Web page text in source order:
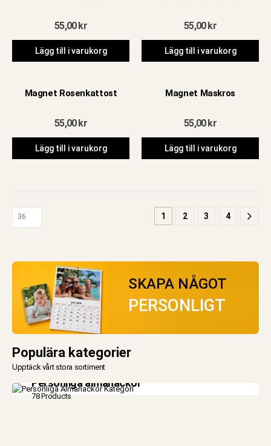
55,00kr
Lägg till i varukorg
55,00kr
Lägg till i varukorg
Magnet Rosenkattost
55,00kr
Lägg till i varukorg
Magnet Maskros
55,00kr
Lägg till i varukorg
1 2 3 4
SKAPA NÅGOT
PERSONLIGT
Populära kategorier
Upptäck vårt stora sortiment
Personliga almanackor
78 Products